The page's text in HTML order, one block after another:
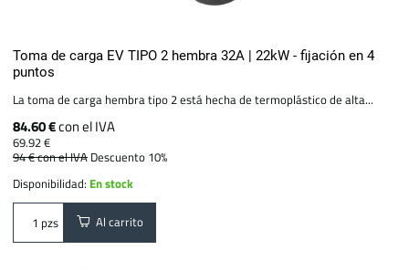
Toma de carga EV TIPO 2 hembra 32A | 22kW - fijación en 4
puntos
La toma de carga hembra tipo 2 está hecha de termoplástico de alta...
84.60 €con el IVA
69.92 €
94 €con el IVA Descuento 10%
Disponibilidad: En stock
pzs Al carrito